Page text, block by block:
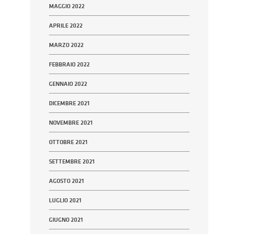
MAGGIO 2022
APRILE 2022
MARZO 2022
FEBBRAIO 2022
GENNAIO 2022
DICEMBRE 2021
NOVEMBRE 2021
OTTOBRE 2021
SETTEMBRE 2021
AGOSTO 2021
LUGLIO 2021
GIUGNO 2021